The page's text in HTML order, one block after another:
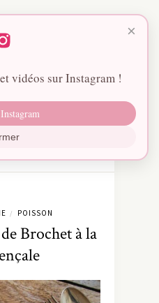
/ POISSON
Brochet à la
×
vidéos sur Instagram !